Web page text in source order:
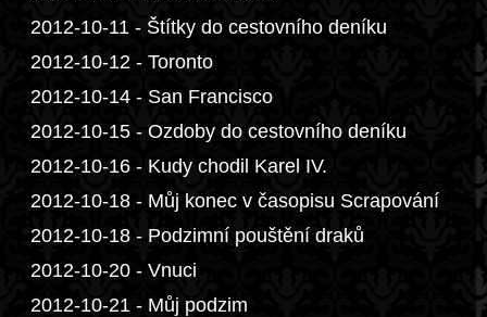
2012-10-11 - Štítky do cestovního deníku
2012-10-12 - Toronto
2012-10-14 - San Francisco
2012-10-15 - Ozdoby do cestovního deníku
2012-10-16 - Kudy chodil Karel IV.
2012-10-18 - Můj konec v časopisu Scrapování
2012-10-18 - Podzimní pouštění draků
2012-10-20 - Vnuci
2012-10-21 - Můj podzim